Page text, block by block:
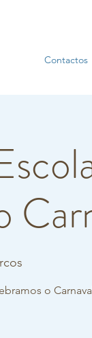
Contactos
o